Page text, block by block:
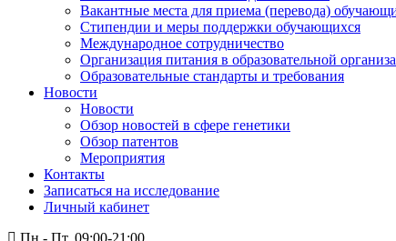
Вакантные места для приема (перевода)
Стипендии и меры поддержки обучающихся
Международное сотрудничество
Организация питания в образовательной
Образовательные стандарты и требования
Новости
Новости
Обзор новостей в сфере генетики
Обзор патентов
Мероприятия
Контакты
Записаться на исследование
Личный кабинет
Пн.- Пт. 09:00-21:00